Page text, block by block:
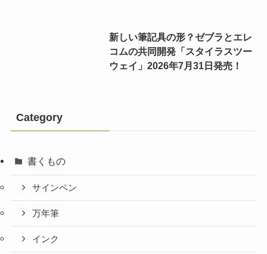
新しい筆記具の形？ゼブラとエレ
コムの共同開発「スタイラスツー
ウェイ」2026年7月31日発売！
Category
書くもの
サインペン
万年筆
インク